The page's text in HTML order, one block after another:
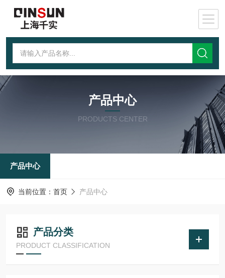
产品中心
PRODUCTS CENTER
产品中心
当前位置： 首页 产品中心
产品分类
PRODUCT CLASSIFICATION